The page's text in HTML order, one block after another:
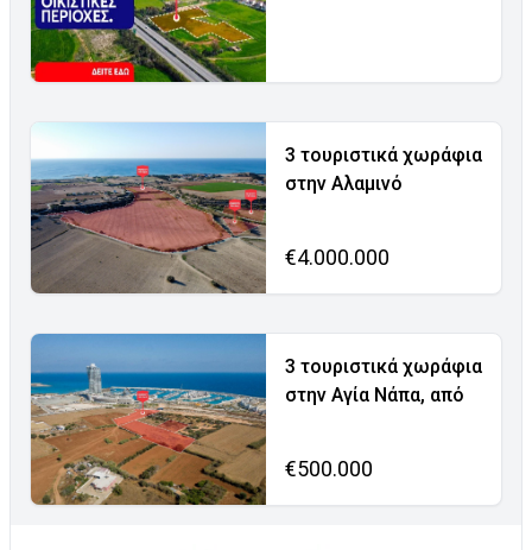
3 τουριστικά χωράφια
στην Αλαμινό
€4.000.000
3 τουριστικά χωράφια
στην Αγία Νάπα, από
€500.000